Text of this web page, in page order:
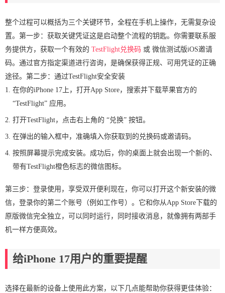
整个过程可以概括为三个关键环节，全程在手机上操作，无需复杂设
置。第一步：获取关键凭证这是启动整个流程的钥匙。你需要联系服
务提供方，获取一个有效的 TestFlight兑换码 或 微信测试版iOS邀请
码。通过官方指定渠道进行咨询，是确保获得正规、可用凭证的正确
途径。第二步：通过TestFlight安全安装
在你的iPhone 17上，打开App Store，搜索并下载苹果官方的
“TestFlight” 应用。
打开TestFlight，点击右上角的 “兑换” 按钮。
在弹出的输入框中，准确填入你获取到的兑换码或邀请码。
按照屏幕提示完成安装。成功后，你的桌面上就会出现一个新的、
带有TestFlight橙色标志的微信图标。
第三步：登录使用，享受双开便利现在，你可以打开这个新安装的微
信，登录你的第二个账号（例如工作号）。它和你从App Store下载的
原版微信完全独立，可以同时运行，同时接收消息，就像拥有两部手
机一样方便高效。
给iPhone 17用户的重要提醒
选择在最新的设备上使用此方案，以下几点能帮助你获得更佳体验：